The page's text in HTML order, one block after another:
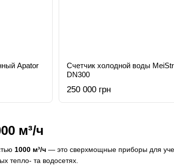
м³/ч
1000 м³/ч — это сверхмощные приборы для
тепло- та водосетях.
Apator
Счетчик холодной воды
DN300
250 000 грн